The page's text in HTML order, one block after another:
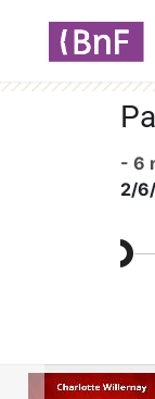
- 6
2/